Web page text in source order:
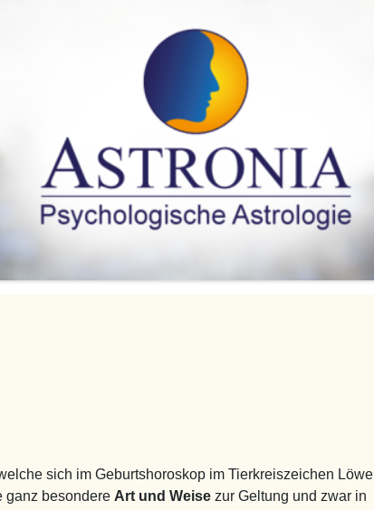
sich im Geburtshoroskop im Tierkreiszeichen Löwe
ganz besondere Art und Weise zur Geltung und zwar in